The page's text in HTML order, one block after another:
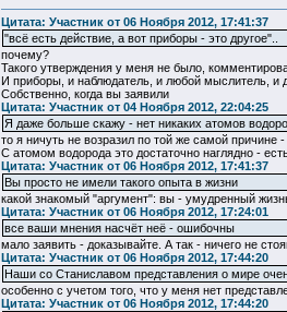
Цитата: Участник от 06 Ноября 2012, 17:41:37
"всё есть действие, а вот приборы - это другое"..
почему?
Такого утверждения у меня не было,
И приборы, и наблюдатель, и любой мыслитель, и
Собственно, когда вы заявили
Цитата: Участник от 04 Ноября 2012, 22:04:25
Я даже больше скажу - нет никаких атомов
то я ничуть не возразил по той же самой причине
С атомом водорода это достаточно наглядно -
Цитата: Участник от 06 Ноября 2012, 17:41:37
Вы просто не имели такого опыта в жизни
какой знакомый "аргумент": вы - умудренный
Цитата: Участник от 06 Ноября 2012, 17:24:01
все ваши мнения насчёт неё - ошибочны
мало заявить - доказывайте. А так - ничего не
Цитата: Участник от 06 Ноября 2012, 17:44:20
Наши со Станиславом представления о мире
особенно с учетом того, что у меня нет
Цитата: Участник от 06 Ноября 2012, 17:44:20